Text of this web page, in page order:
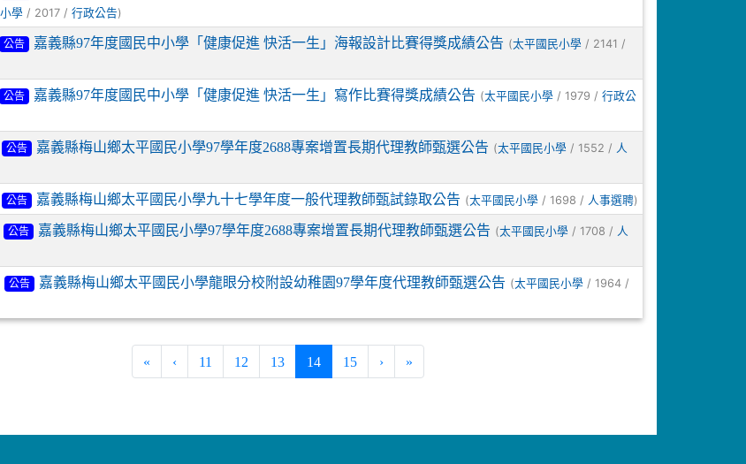
學 / 2017 /行政公告)
公告 嘉義縣97年度國民中小學「健康促進 快活一生」海報設計比賽得獎成績公告 (太平國民小學 / 2141 /
公告 嘉義縣97年度國民中小學「健康促進 快活一生」寫作比賽得獎成績公告 (太平國民小學 / 1979 / 行政公
公告 嘉義縣梅山鄉太平國民小學97學年度2688專案增置長期代理教師甄選公告 (太平國民小學 / 1552 / 人
公告 嘉義縣梅山鄉太平國民小學九十七學年度一般代理教師甄試錄取公告 (太平國民小學 / 1698 / 人事選聘)
公告 嘉義縣梅山鄉太平國民小學97學年度2688專案增置長期代理教師甄選公告 (太平國民小學 / 1708 / 人
公告 嘉義縣梅山鄉太平國民小學龍眼分校附設幼稚園97學年度代理教師甄選公告 (太平國民小學 / 1964 /
« ‹ 11 12 13 14(current)
15 › »